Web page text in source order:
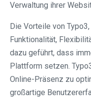
Verwaltung ihrer
Die Vorteile von
Funktionalität,
dazu geführt, dass
Plattform setzen.
Online-Präsenz zu
großartige